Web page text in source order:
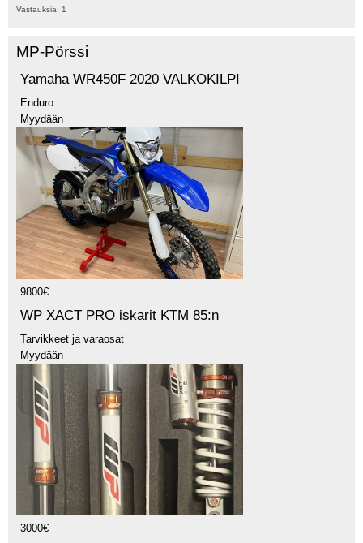
Vastauksia: 1
MP-Pörssi
Yamaha WR450F 2020 VALKOKILPI
Enduro
Myydään
9800€
WP XACT PRO iskarit KTM 85:n
Tarvikkeet ja varaosat
Myydään
3000€